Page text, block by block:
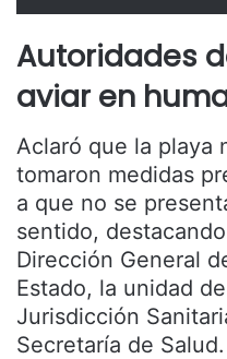
Autoridades
aviar en
Aclaró que la playa
tomaron medidas
a que no se
sentido,
Dirección General
Estado, la unidad
Jurisdicción
Secretaría de Salud.